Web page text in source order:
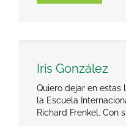
Iris González
Quiero dejar en estas
la Escuela
Richard Frenkel. Con